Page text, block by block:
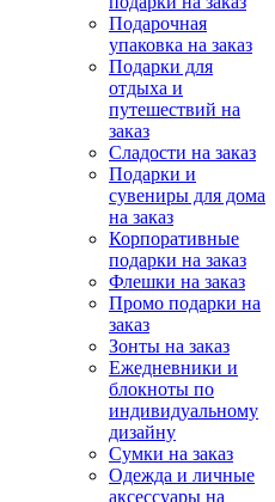
Подарочная
упаковка на заказ
Подарки для
отдыха и
путешествий на
заказ
Сладости на заказ
Подарки и
сувениры для дома
на заказ
Корпоративные
подарки на заказ
Флешки на заказ
Промо подарки на
заказ
Зонты на заказ
Ежедневники и
блокноты по
индивидуальному
дизайну
Сумки на заказ
Одежда и личные
аксессуары на